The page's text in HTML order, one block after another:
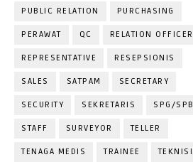
PUBLIC RELATION PURCHASING
PERAWAT QC RELATION OFFICER
REPRESENTATIVE RESEPSIONIS
SALES SATPAM SECRETARY
SECURITY SEKRETARIS SPG/SPB
STAFF SURVEYOR TELLER
TENAGA MEDIS TRAINEE TEKNISI